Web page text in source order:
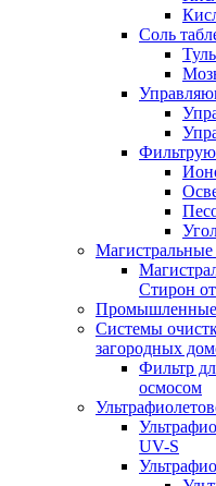
Соль
Стирон
Промышленные
Системы
загородных
Фильтр
осмосом
UV-S